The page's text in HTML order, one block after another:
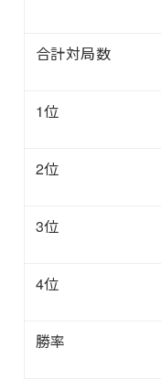
合計対局数
1位
2位
3位
4位
勝率